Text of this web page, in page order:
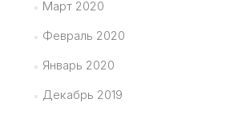
Март 2020
Февраль 2020
Январь 2020
Декабрь 2019